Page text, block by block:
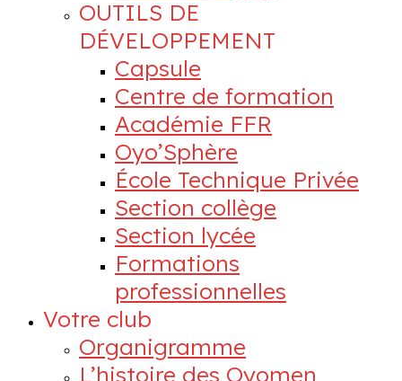
OUTILS DE
DÉVELOPPEMENT
Capsule
Centre de formation
Académie FFR
Oyo’Sphère
École Technique Privée
Section collège
Section lycée
Formations
professionnelles
Votre club
Organigramme
L’histoire des Oyomen